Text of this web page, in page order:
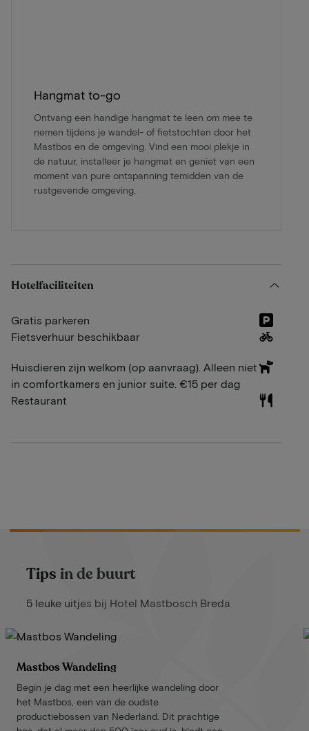
Hangmat to-go
Ontvang een handige hangmat te leen om mee te
nemen tijdens je wandel- of fietstochten door het
Mastbos en de omgeving. Vind een mooi plekje in
de natuur, installeer je hangmat en geniet van een
moment van pure ontspanning temidden van de
rustgevende omgeving.
Hotelfaciliteiten
Gratis parkeren
Fietsverhuur beschikbaar
Huisdieren zijn welkom (op aanvraag). Alleen niet
in comfortkamers en junior suite. €15 per dag
Restaurant
Tips in de buurt
5 leuke uitjes bij Hotel Mastbosch Breda
Mastbos Wandeling
Begin je dag met een heerlijke wandeling door
het Mastbos, een van de oudste
productiebossen van Nederland. Dit prachtige